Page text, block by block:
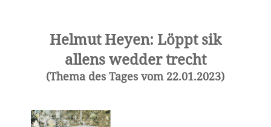
Helmut Heyen: Löppt sik
allens wedder trecht
(Thema des Tages vom 22.01.2023)